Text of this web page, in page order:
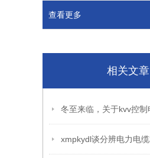
查看更多
相关文章